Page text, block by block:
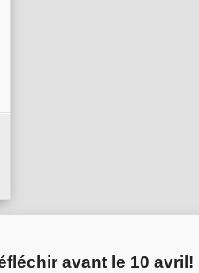
avant le 10 avril!